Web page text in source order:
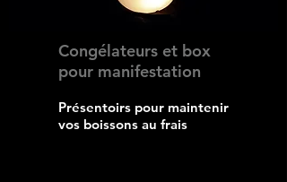
Congélateurs et box
pour manifestation
Présentoirs pour maintenir
vos boissons au frais